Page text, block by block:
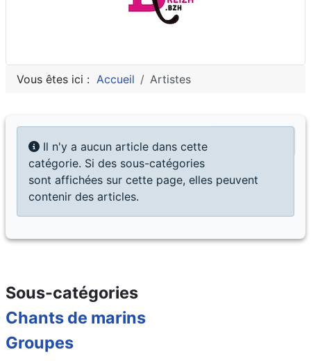
Vous êtes ici : Accueil Artistes
Info
Il n'y a aucun article dans cette
catégorie. Si des sous-catégories
sont affichées sur cette page, elles peuvent
contenir des articles.
Sous-catégories
Chants de marins
Groupes